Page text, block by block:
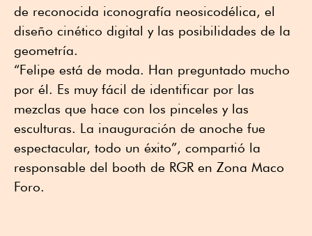
de reconocida iconografía neosicodélica, el
diseño cinético digital y las posibilidades de la
geometría.
“Felipe está de moda. Han preguntado mucho
por él. Es muy fácil de identificar por las
mezclas que hace con los pinceles y las
esculturas. La inauguración de anoche fue
espectacular, todo un éxito”, compartió la
responsable del booth de RGR en Zona Maco
Foro.